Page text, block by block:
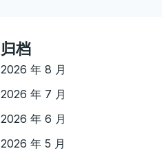
归档
2026 年 8 月
2026 年 7 月
2026 年 6 月
2026 年 5 月